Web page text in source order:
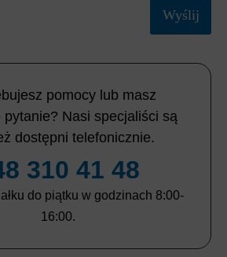
Wyślij
pomocy lub masz
pytanie? Nasi specjaliści są
dostępni telefonicznie.
310 41 48
do piątku w godzinach 8:00-
16:00.